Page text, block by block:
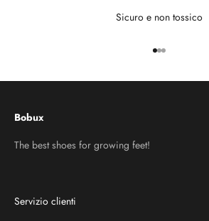
Sicuro e non tossico
Vai all'articolo
Vai
Vai
Bobux
The best shoes for growing feet!
Servizio clienti